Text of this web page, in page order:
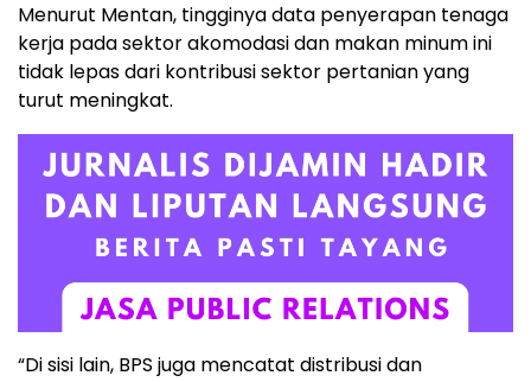
Menurut Mentan, tingginya data penyerapan tenaga
kerja pada sektor akomodasi dan makan minum ini
tidak lepas dari kontribusi sektor pertanian yang
turut meningkat.
“Di sisi lain, BPS juga mencatat distribusi dan